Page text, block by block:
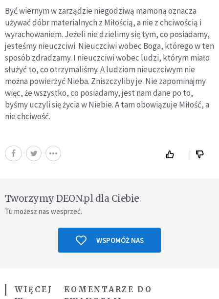
Być wiernym w zarządzie niegodziwą mamoną oznacza
używać dóbr materialnych z Miłością, a nie z chciwością i
wyrachowaniem. Jeżeli nie dzielimy się tym, co posiadamy,
jesteśmy nieuczciwi. Nieuczciwi wobec Boga, którego w ten
sposób zdradzamy. I nieuczciwi wobec ludzi, którym miało
służyć to, co otrzymaliśmy. A ludziom nieuczciwym nie
można powierzyć Nieba. Zniszczyliby je. Nie zapominajmy
więc, że wszystko, co posiadamy, jest nam dane po to,
byśmy uczyli się życia w Niebie. A tam obowiązuje Miłość, a
nie chciwość.
Tworzymy DEON.pl dla Ciebie
Tu możesz nas wesprzeć.
WSPOMÓŻ NAS
WIĘCEJ
KOMENTARZE DO